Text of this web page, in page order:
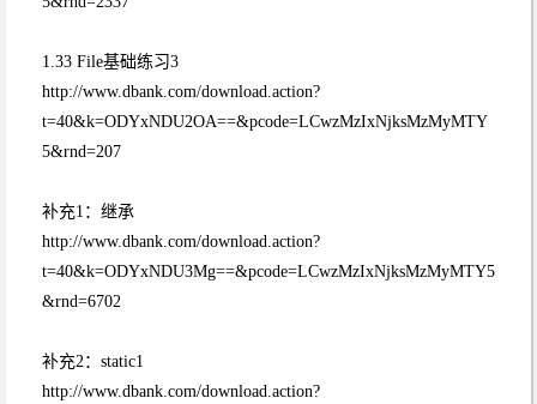
1.33 File基础练习3
http://www.dbank.com/download.action?
t=40&k=ODYxNDU2OA==&pcode=LCwzMzIxNjksMzMyMTY
5&rnd=207
补充1：继承
http://www.dbank.com/download.action?
t=40&k=ODYxNDU3Mg==&pcode=LCwzMzIxNjksMzMyMTY5
&rnd=6702
补充2：static1
http://www.dbank.com/download.action?